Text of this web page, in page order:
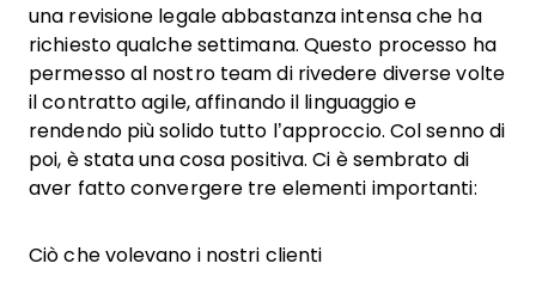
una revisione legale abbastanza intensa che ha
richiesto qualche settimana. Questo processo ha
permesso al nostro team di rivedere diverse volte
il contratto agile, affinando il linguaggio e
rendendo più solido tutto l’approccio. Col senno di
poi, è stata una cosa positiva. Ci è sembrato di
aver fatto convergere tre elementi importanti:
Ciò che volevano i nostri clienti